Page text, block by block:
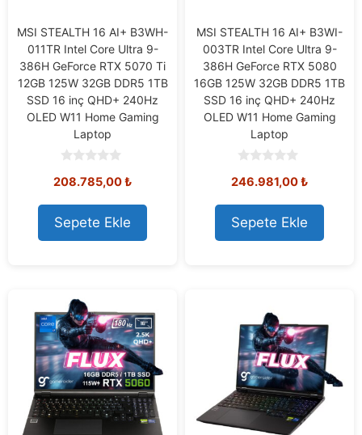
MSI STEALTH 16 AI+ B3WH-
011TR Intel Core Ultra 9-
386H GeForce RTX 5070 Ti
12GB 125W 32GB DDR5 1TB
SSD 16 inç QHD+ 240Hz
OLED W11 Home Gaming
Laptop
o
t
o
f
5
208.785,00₺
Sepete Ekle
MSI STEALTH 16 AI+ B3WI-
003TR Intel Core Ultra 9-
386H GeForce RTX 5080
16GB 125W 32GB DDR5 1TB
SSD 16 inç QHD+ 240Hz
OLED W11 Home Gaming
Laptop
o
t
o
f
5
246.981,00₺
Sepete Ekle